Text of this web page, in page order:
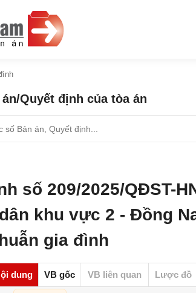
Quyết định của tòa án
số 209/2025/QĐST-
khu vực 2 - Đồng
gia đình
dung VB gốc VB liên quan Lược đồ